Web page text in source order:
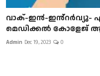
വാക്-ഇ൯-ഇ൯്റർവ്യൂ-
മെഡിക്കൽ കോളേജ്
Admin Dec 19, 2023 0